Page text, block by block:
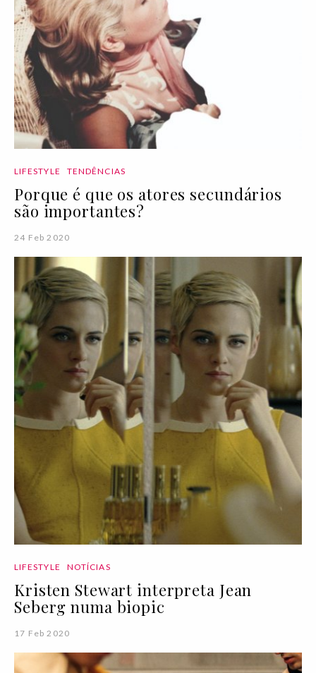
LIFESTYLE TENDÊNCIAS
Porque é que os atores secundários
são importantes?
24 Feb 2020
LIFESTYLE NOTÍCIAS
Kristen Stewart interpreta Jean
Seberg numa biopic
17 Feb 2020